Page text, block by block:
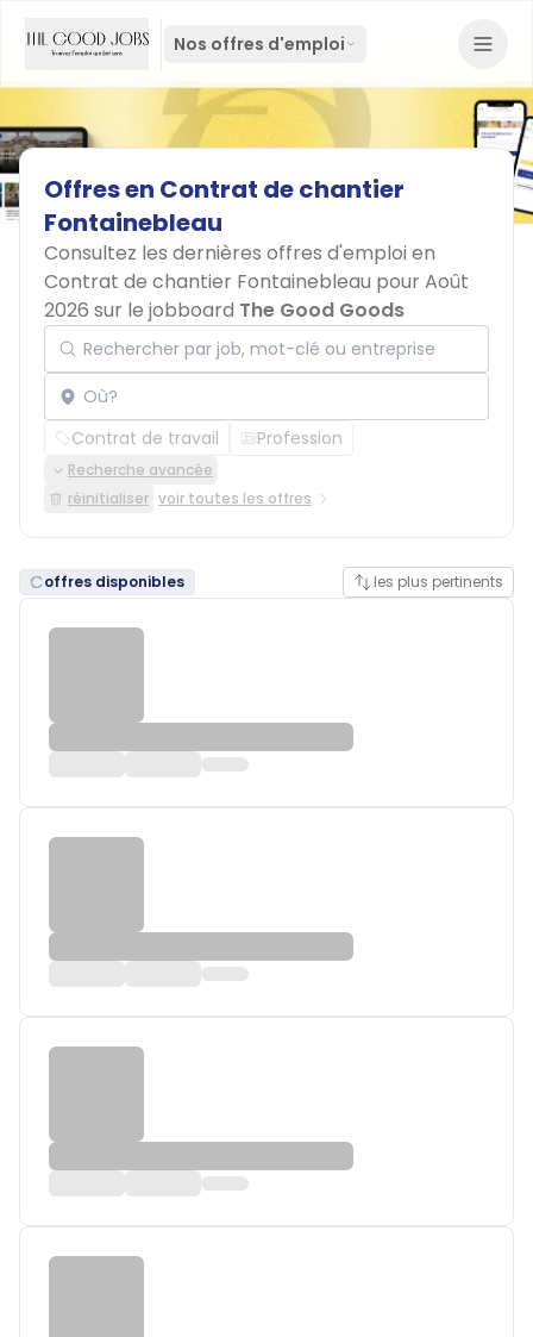
Nos offres d'emploi
Offresen Contrat dechantier
Fontainebleau
Consultez les dernières offres d'emploi en
Contrat de chantier Fontainebleau pour Août
2026 sur le jobboard The Good Goods
Rechercher par job, mot-clé ou entreprise
Localisation
Contrat de travail Profession
Recherche avancée
réinitialiser voir toutes les offres
offres disponibles les plus pertinents